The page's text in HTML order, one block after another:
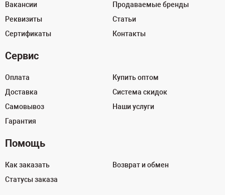
Вакансии
Реквизиты
Сертификаты
Продаваемые бренды
Статьи
Контакты
Сервис
Оплата
Доставка
Самовывоз
Гарантия
Купить оптом
Система скидок
Наши услуги
Помощь
Как заказать
Статусы заказа
Возврат и обмен